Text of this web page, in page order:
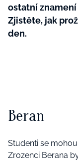
ostatní
Zjistěte, jak
den.
Beran
Studenti se
Zrozenci Berana